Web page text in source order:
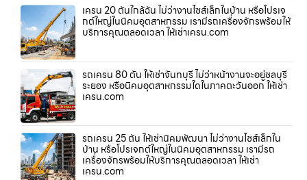
เครน 20 ตันใกล้ฉัน ไม่ว่างานไซส์เล็กในบ้าน หรือโปรเจ
กต์ใหญ่ในนิคมอุตสาหกรรม เรามีรถเครื่องจักรพร้อมให้
บริการคุณตลอดเวลา ให้เช่าเครน.com
รถเครน 80 ตัน ให้เช่าจันทบุรี ไม่ว่าหน้างานจะอยู่ชลบุรี
ระยอง หรือนิคมอุตสาหกรรมใดในภาคตะวันออก ให้เช่า
เครน.com
รถเครน 25 ตัน ให้เช่านิคมพัฒนา ไม่ว่างานไซส์เล็กใน
บ้าน หรือโปรเจกต์ใหญ่ในนิคมอุตสาหกรรม เรามีรถ
เครื่องจักรพร้อมให้บริการคุณตลอดเวลา ให้เช่า
เครน.com